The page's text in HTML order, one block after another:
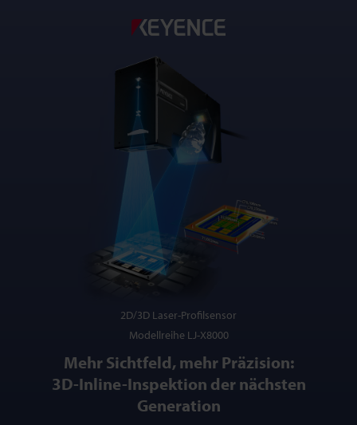
2D/3D Laser-Profilsensor
Modellreihe LJ-X8000
Mehr Sichtfeld, mehr Präzision:
3D-Inline-Inspektion der nächsten
Generation